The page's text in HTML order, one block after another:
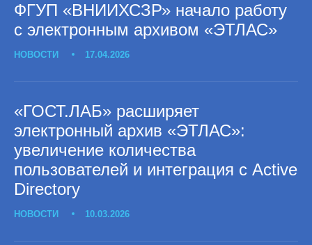
ФГУП «ВНИИХСЗР» начало работу
с электронным архивом «ЭТЛАС»
НОВОСТИ 17.04.2026
«ГОСТ.ЛАБ» расширяет
электронный архив «ЭТЛАС»:
увеличение количества
пользователей и интеграция с Active
Directory
НОВОСТИ 10.03.2026